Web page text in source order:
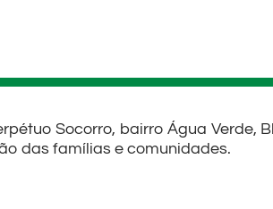
Socorro, bairro Água Verde,
das famílias e comunidades.